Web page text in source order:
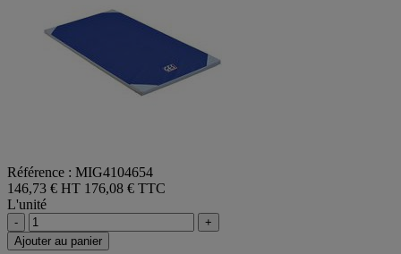
Référence : MIG4104654
146,73 € HT 176,08 € TTC
L'unité
-
+
Ajouter au panier